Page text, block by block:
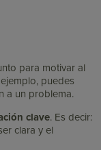
para motivar al
puedes
a un problema.
clave. Es decir:
clara y el